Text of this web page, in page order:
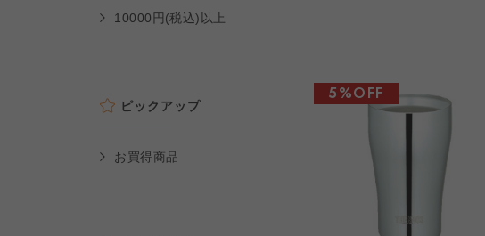
10000円(税込)以上
ピックアップ
お買得商品
5%OFF